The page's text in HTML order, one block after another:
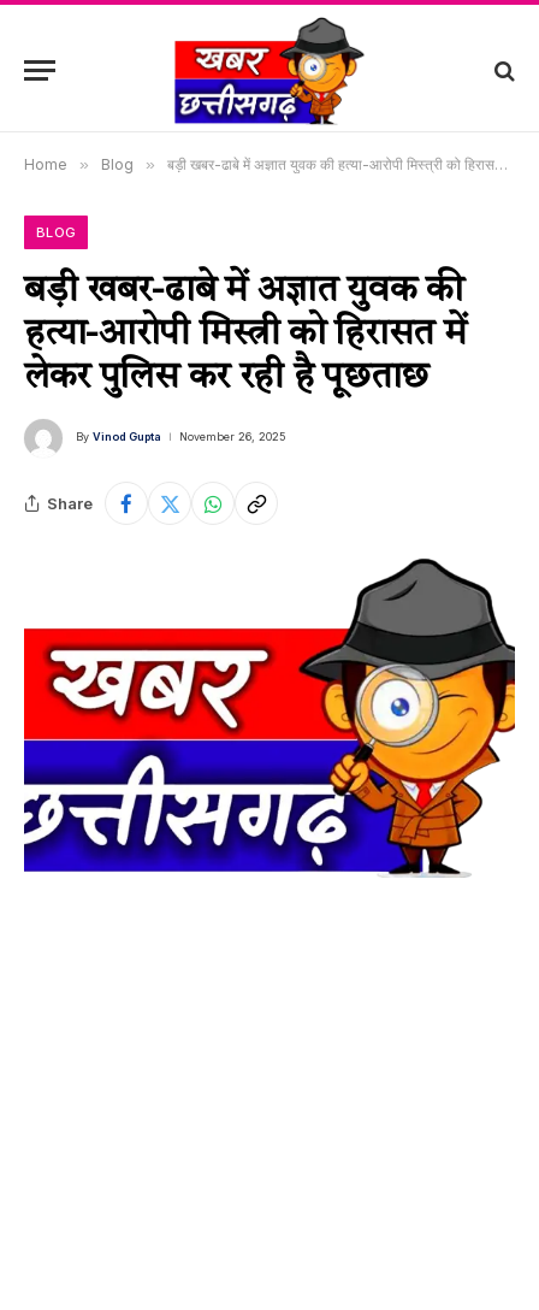
Home » Blog » बड़ी खबर-ढाबे में अज्ञात युवक की हत्या-आरोपी मिस्त्री को हिरासत में लेकर पुलिस कर रही है पूछताछ
BLOG
बड़ी खबर-ढाबे में अज्ञात युवक की
हत्या-आरोपी मिस्त्री को हिरासत में
लेकर पुलिस कर रही है पूछताछ
By Vinod Gupta November 26, 2025
Share